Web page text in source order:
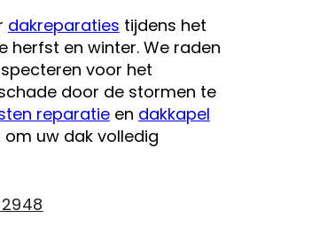
dakreparaties tijdens het
herfst en winter. We raden
voor het
door de stormen te
reparatieen dakkapel
uw dak volledig